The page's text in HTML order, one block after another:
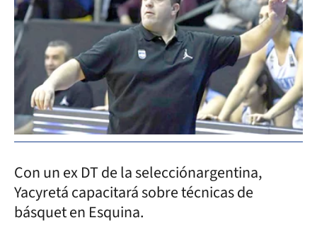
Con un ex DT de la selecciónargentina,
Yacyretá capacitará sobre técnicas de
básquet en Esquina.